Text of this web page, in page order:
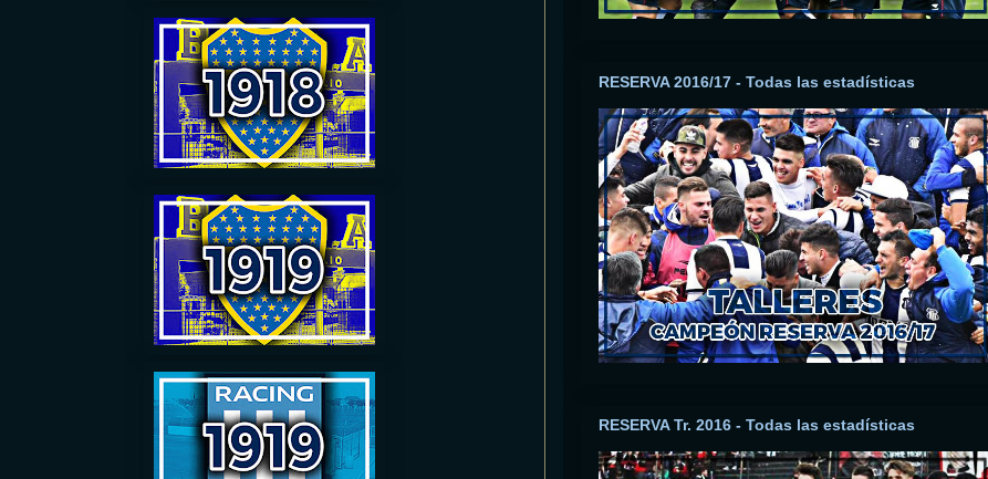
RESERVA 2016/17 - Todas las estadísticas
RESERVA Tr. 2016 - Todas las estadísticas